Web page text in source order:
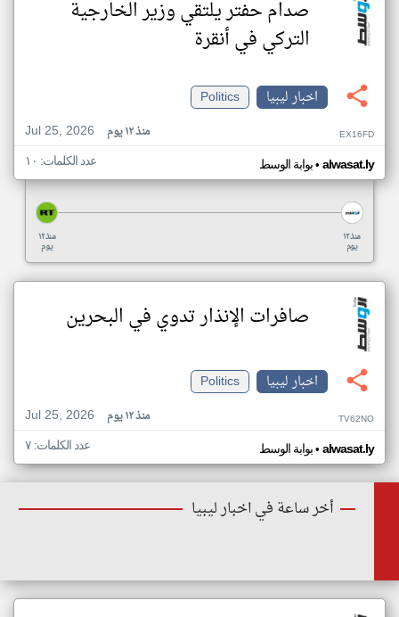
صدام حفتر يلتقي وزير الخارجية
التركي في أنقرة
اخبار ليبيا
Politics
Jul 25, 2026
منذ ١٢ يوم EX16FD
بوابة الوسط• alwasat.ly عدد الكلمات: ١٠
منذ ١٢
يوم
منذ ١٢
يوم
صافرات الإنذار تدوي في البحرين
اخبار ليبيا
Politics
Jul 25, 2026
منذ ١٢ يوم TV62NO
بوابة الوسط• alwasat.ly عدد الكلمات: ٧
أخر ساعة في اخبار ليبيا